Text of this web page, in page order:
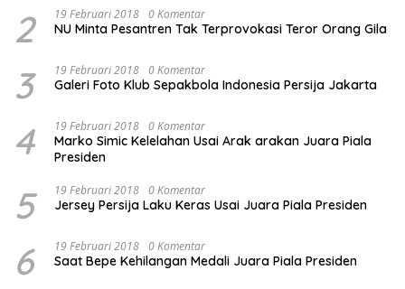
2 19 Februari 2018 0 Komentar
NU Minta Pesantren Tak Terprovokasi Teror Orang Gila
3 19 Februari 2018 0 Komentar
Galeri Foto Klub Sepakbola Indonesia Persija Jakarta
4 19 Februari 2018 0 Komentar
Marko Simic Kelelahan Usai Arak arakan Juara Piala
Presiden
5 19 Februari 2018 0 Komentar
Jersey Persija Laku Keras Usai Juara Piala Presiden
6 19 Februari 2018 0 Komentar
Saat Bepe Kehilangan Medali Juara Piala Presiden